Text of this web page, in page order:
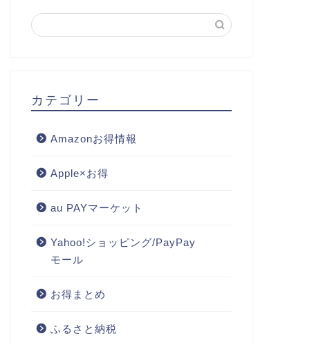
カテゴリー
Amazonお得情報
Apple×お得
au PAYマーケット
Yahoo!ショッピング/PayPay
モール
お得まとめ
ふるさと納税